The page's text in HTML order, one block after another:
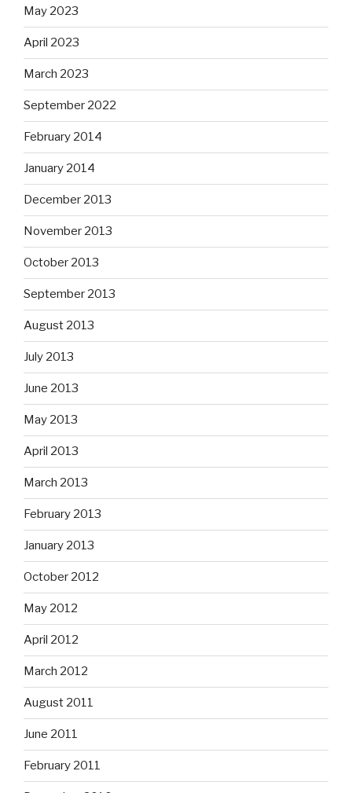
May 2023
April 2023
March 2023
September 2022
February 2014
January 2014
December 2013
November 2013
October 2013
September 2013
August 2013
July 2013
June 2013
May 2013
April 2013
March 2013
February 2013
January 2013
October 2012
May 2012
April 2012
March 2012
August 2011
June 2011
February 2011